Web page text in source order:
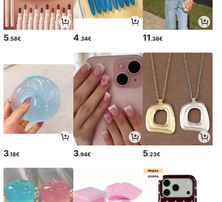
5.58€ 4.34€ 11.38€
3.18€ 3.94€ 5.23€